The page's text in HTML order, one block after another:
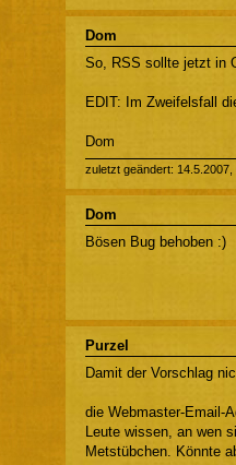
Dom
So, RSS sollte jetzt in
EDIT: Im Zweifelsfall
Dom
zuletzt geändert: 14.5.2007,
Dom
Bösen Bug behoben :)
Purzel
Damit der Vorschlag
die Webmaster-Email-
Leute wissen, an wen
Metstübchen. Könnte